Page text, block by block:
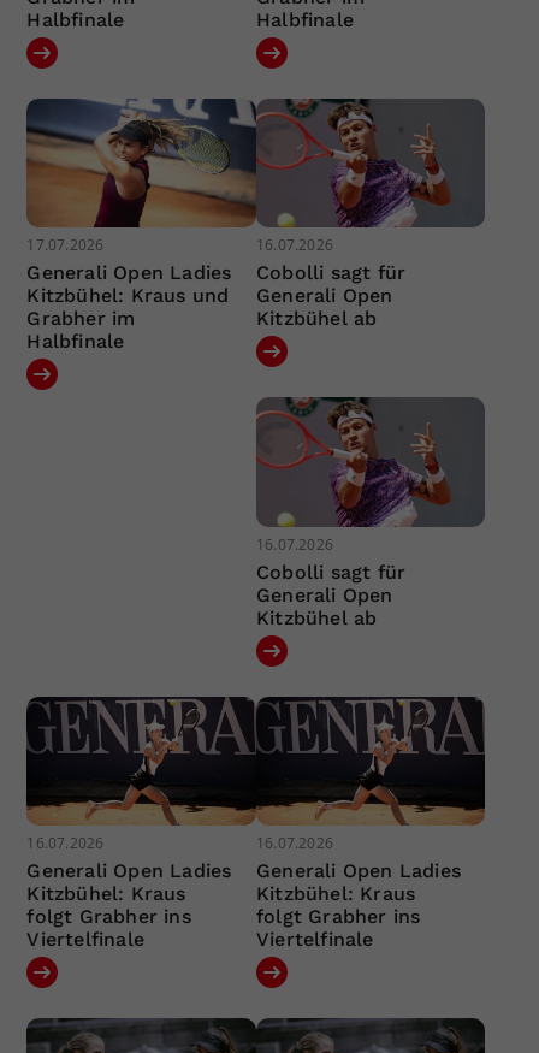
Halbfinale
Halbfinale
17.07.2026
Generali Open Ladies
Kitzbühel: Kraus und
Grabher im
Halbfinale
16.07.2026
Cobolli sagt für
Generali Open
Kitzbühel ab
16.07.2026
Cobolli sagt für
Generali Open
Kitzbühel ab
16.07.2026
Generali Open Ladies
Kitzbühel: Kraus
folgt Grabher ins
Viertelfinale
16.07.2026
Generali Open Ladies
Kitzbühel: Kraus
folgt Grabher ins
Viertelfinale